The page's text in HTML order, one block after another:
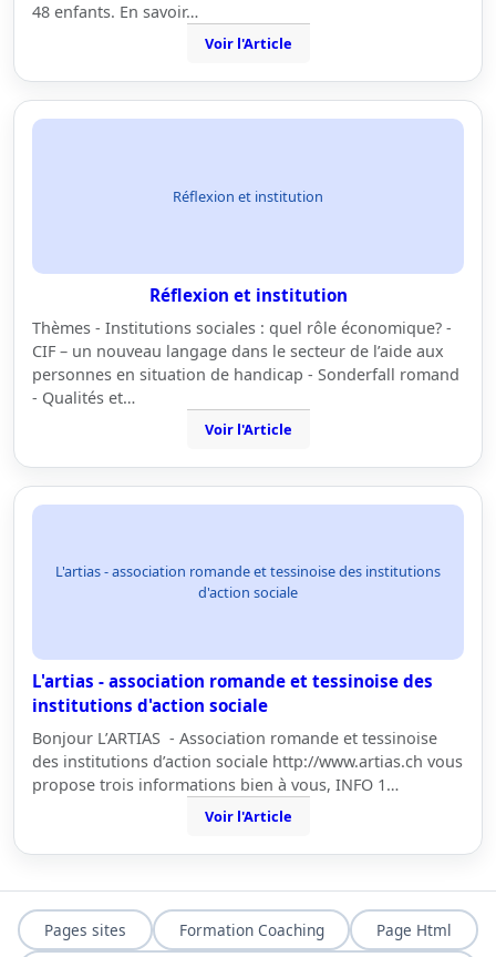
48 enfants. En savoir…
Voir l'Article
Réflexion et institution
Réflexion et institution
Thèmes - Institutions sociales : quel rôle économique? -
CIF – un nouveau langage dans le secteur de l’aide aux
personnes en situation de handicap - Sonderfall romand
- Qualités et…
Voir l'Article
L'artias - association romande et tessinoise des institutions
d'action sociale
L'artias - association romande et tessinoise des
institutions d'action sociale
Bonjour L’ARTIAS - Association romande et tessinoise
des institutions d’action sociale http://www.artias.ch vous
propose trois informations bien à vous, INFO 1…
Voir l'Article
Pages sites Formation Coaching Page Html